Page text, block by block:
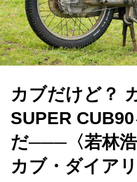
カブだけど？
SUPER
だ───〈若林
カブ・ダイア